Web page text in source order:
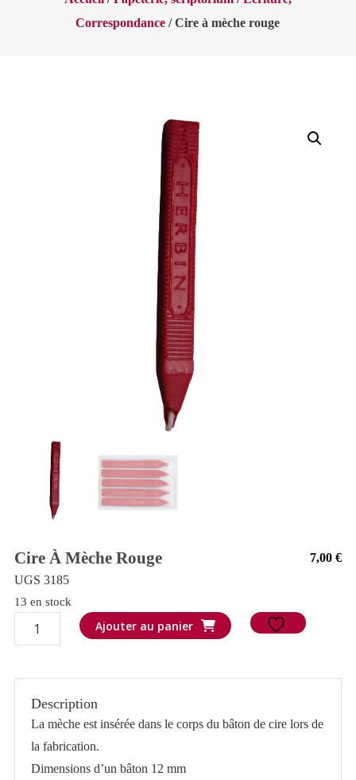
Correspondance / Cire à mèche rouge
Cire À Mèche Rouge 7,00€
UGS 3185
13 en stock
quantité
de
mèche
Ajouter au panier
Description
La mèche est insérée dans le corps du bâton de cire lors de
la fabrication.
Dimensions d’un bâton 12 mm